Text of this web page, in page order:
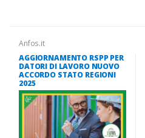
Anfos.it
AGGIORNAMENTO RSPP PER
DATORI DI LAVORO NUOVO
ACCORDO STATO REGIONI
2025